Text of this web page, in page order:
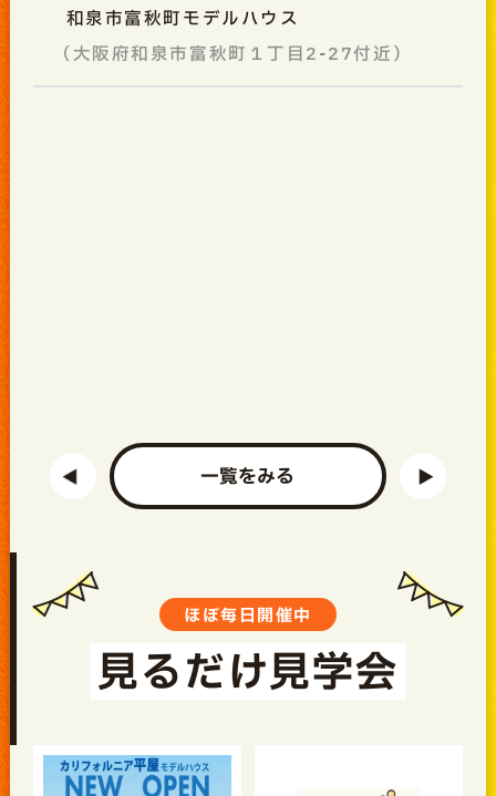
和泉市富秋町モデルハウス
（大阪府和泉市富秋町１丁目2-27付近）
一覧をみる
ほぼ毎日開催中
見るだけ見学会